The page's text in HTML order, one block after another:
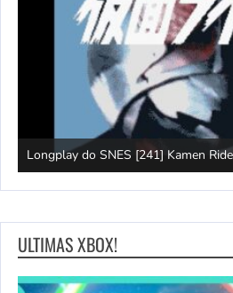
Longplay do SNES [241] Kamen
ULTIMAS XBOX!